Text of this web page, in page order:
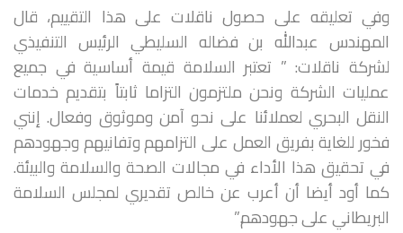
وفي تعليقه على حصول ناقلات على هذا التقييم، قال
المهندس عبدالله بن فضاله السليطي الرئيس التنفيذي
لشركة ناقلات: ” تعتبر السلامة قيمة أساسية في جميع
عمليات الشركة ونحن ملتزمون التزاما ثابتاً بتقديم خدمات
النقل البحري لعملائنا على نحو آمن وموثوق وفعال. إنني
فخور للغاية بفريق العمل على التزامهم وتفانيهم وجهودهم
في تحقيق هذا الأداء في مجالات الصحة والسلامة والبيئة.
كما أود أيضا أن أعرب عن خالص تقديري لمجلس السلامة
البريطاني على جهودهم.”